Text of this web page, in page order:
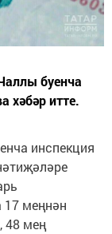
буенча
хәбәр итте.
инспекция
меңнән
48 мең